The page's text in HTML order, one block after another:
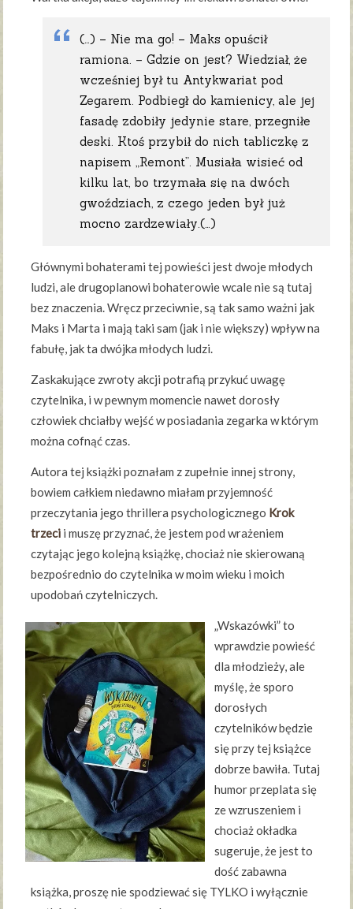
(…) – Nie ma go! – Maks opuścił
ramiona. – Gdzie on jest? Wiedział, że
wcześniej był tu Antykwariat pod
Zegarem. Podbiegł do kamienicy, ale jej
fasadę zdobiły jedynie stare, przegniłe
deski. Ktoś przybił do nich tabliczkę z
napisem „Remont”. Musiała wisieć od
kilku lat, bo trzymała się na dwóch
gwoździach, z czego jeden był już
mocno zardzewiały.(…)
Głównymi bohaterami tej powieści jest dwoje młodych
ludzi, ale drugoplanowi bohaterowie wcale nie są tutaj
bez znaczenia. Wręcz przeciwnie, są tak samo ważni jak
Maks i Marta i mają taki sam (jak i nie większy) wpływ na
fabułę, jak ta dwójka młodych ludzi.
Zaskakujące zwroty akcji potrafią przykuć uwagę
czytelnika, i w pewnym momencie nawet dorosły
człowiek chciałby wejść w posiadania zegarka w którym
można cofnąć czas.
Autora tej książki poznałam z zupełnie innej strony,
bowiem całkiem niedawno miałam przyjemność
przeczytania jego thrillera psychologicznego Krok
trzeci i muszę przyznać, że jestem pod wrażeniem
czytając jego kolejną książkę, chociaż nie skierowaną
bezpośrednio do czytelnika w moim wieku i moich
upodobań czytelniczych.
„Wskazówki” to
wprawdzie powieść
dla młodzieży, ale
myślę, że sporo
dorosłych
czytelników będzie
się przy tej książce
dobrze bawiła. Tutaj
humor przeplata się
ze wzruszeniem i
chociaż okładka
sugeruje, że jest to
dość zabawna
książka, proszę nie spodziewać się TYLKO i wyłącznie